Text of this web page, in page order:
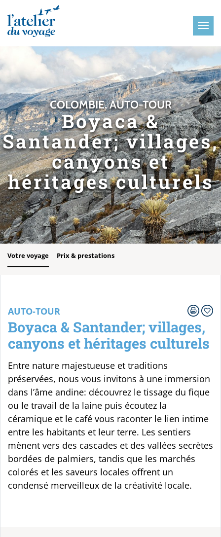
COLOMBIE, AUTO-TOUR
Boyaca &
Santander; villages,
canyons et
héritages culturels
Votre voyage Prix & prestations
AUTO-TOUR
Boyaca & Santander; villages,
canyons et héritages culturels
Entre nature majestueuse et traditions
préservées, nous vous invitons à une immersion
dans l’âme andine: découvrez le tissage du fique
ou le travail de la laine puis écoutez la
céramique et le café vous raconter le lien intime
entre les habitants et leur terre. Les sentiers
mènent vers des cascades et des vallées secrètes
bordées de palmiers, tandis que les marchés
colorés et les saveurs locales offrent un
condensé merveilleux de la créativité locale.
Panneau de gestion des cookies